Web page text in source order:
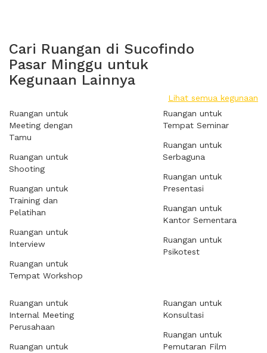
Cari Ruangan di Sucofindo
Pasar Minggu untuk
Kegunaan Lainnya
Lihat semua kegunaan
Ruangan untuk
Meeting dengan
Tamu
Ruangan untuk
Shooting
Ruangan untuk
Training dan
Pelatihan
Ruangan untuk
Interview
Ruangan untuk
Tempat Workshop
Ruangan untuk
Tempat Seminar
Ruangan untuk
Serbaguna
Ruangan untuk
Presentasi
Ruangan untuk
Kantor Sementara
Ruangan untuk
Psikotest
Ruangan untuk
Internal Meeting
Perusahaan
Ruangan untuk
Ruangan untuk
Konsultasi
Ruangan untuk
Pemutaran Film